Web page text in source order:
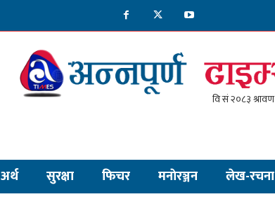
अर्थ सुरक्षा फिचर मनाेरञ्जन लेख-रचना